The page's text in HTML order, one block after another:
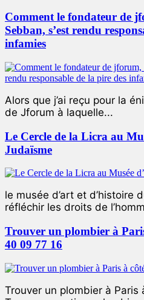
Comment le fondateur de
Sebban, s’est rendu
infamies
Alors que j’ai reçu pour la
de Jforum à laquelle...
Le Cercle de la Licra au
Judaïsme
le musée d’art et d’histoire
réfléchir les droits de
Trouver un plombier à
40 09 77 16
Trouver un plombier à Paris